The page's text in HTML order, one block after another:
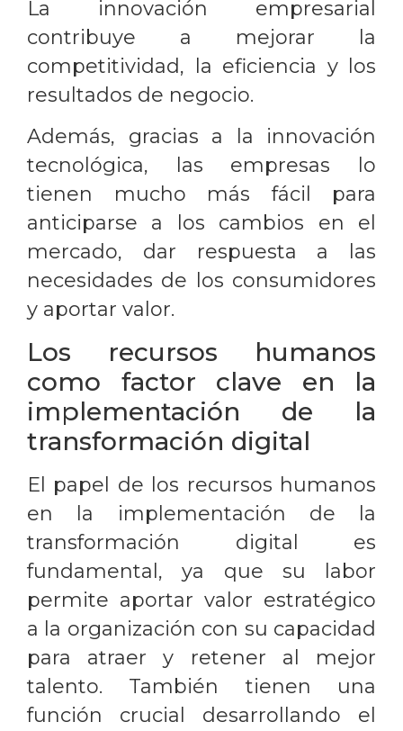
La innovación empresarial
contribuye a mejorar la
competitividad, la eficiencia y los
resultados de negocio.
Además, gracias a la innovación
tecnológica, las empresas lo
tienen mucho más fácil para
anticiparse a los cambios en el
mercado, dar respuesta a las
necesidades de los consumidores
y aportar valor.
Los recursos humanos
como factor clave en la
implementación de la
transformación digital
El papel de los recursos humanos
en la implementación de la
transformación digital es
fundamental, ya que su labor
permite aportar valor estratégico
a la organización con su capacidad
para atraer y retener al mejor
talento. También tienen una
función crucial desarrollando el